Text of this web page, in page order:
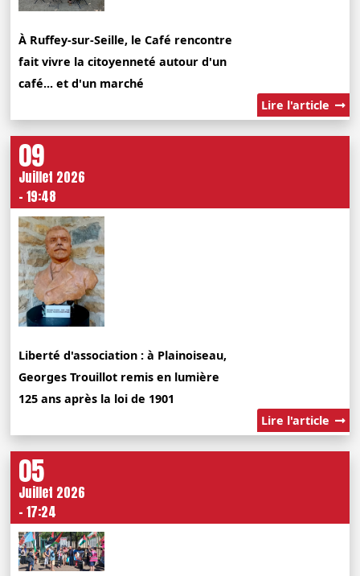
À Ruffey-sur-Seille, le Café rencontre
fait vivre la citoyenneté autour d'un
café... et d'un marché
Lire l'article
09
Juillet 2026
- 19:48
Liberté d'association : à Plainoiseau,
Georges Trouillot remis en lumière
125 ans après la loi de 1901
Lire l'article
05
Juillet 2026
- 17:24